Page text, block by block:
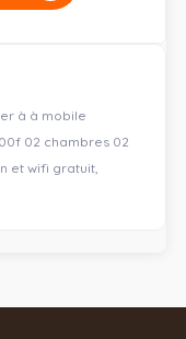
à à mobile
02 chambres 02
et wifi gratuit,